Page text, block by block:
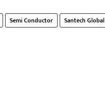
Semi Conductor Santech Global